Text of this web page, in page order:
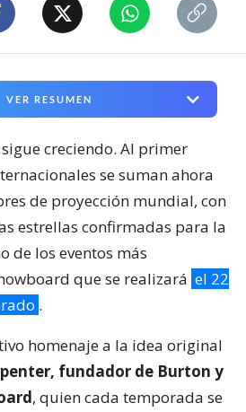
VER RESUMEN
sigue creciendo. Al primer
se suman ahora
de proyección mundial, con
estrellas confirmadas para la
de los eventos más
que se realizará el 22
.
homenaje a la idea original
fundador de Burton y
, quien cada temporada se